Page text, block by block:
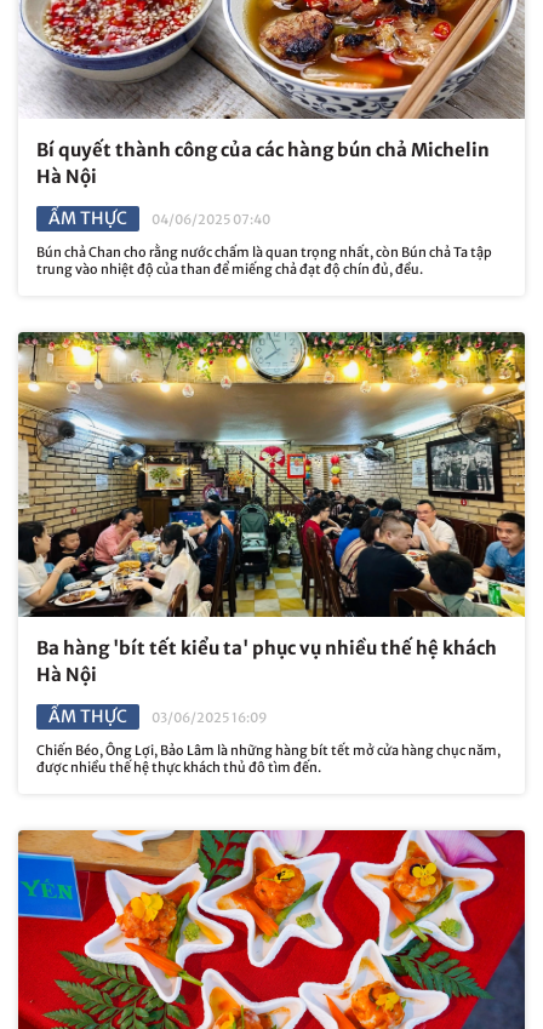
Bí quyết thành công của các hàng bún chả Michelin
Hà Nội
ẨM THỰC
04/06/2025 07:40
Bún chả Chan cho rằng nước chấm là quan trọng nhất, còn Bún chả Ta tập
trung vào nhiệt độ của than để miếng chả đạt độ chín đủ, đều.
Ba hàng 'bít tết kiểu ta' phục vụ nhiều thế hệ khách
Hà Nội
ẨM THỰC
03/06/2025 16:09
Chiến Béo, Ông Lợi, Bảo Lâm là những hàng bít tết mở cửa hàng chục năm,
được nhiều thế hệ thực khách thủ đô tìm đến.